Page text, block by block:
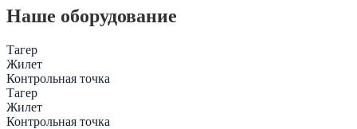
Наше оборудование
Тагер
Жилет
Контрольная точка
Тагер
Жилет
Контрольная точка